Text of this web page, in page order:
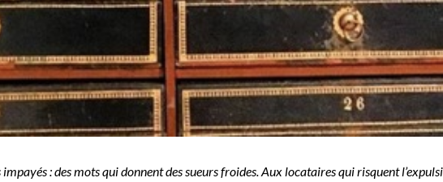
: des mots qui donnent des sueurs froides. Aux locataires qui risquent